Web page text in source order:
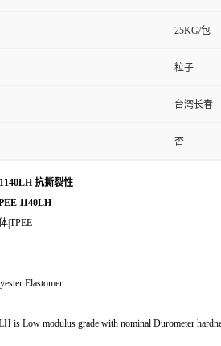
25KG/包
粒子
台湾长春
否
抗撕裂性
1140LH
|TPEE
Elastomer
is Low modulus grade with nominal Durometer